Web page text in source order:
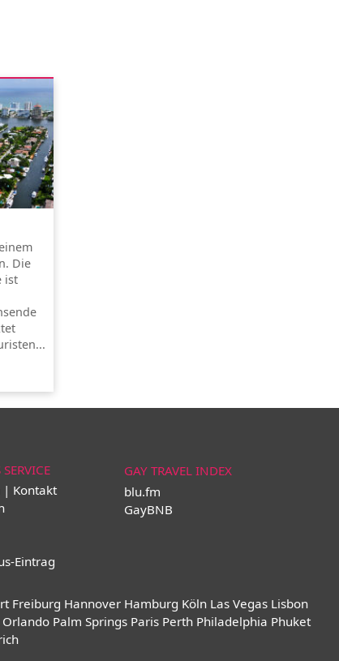
Die
ist
SERVICE
| Kontakt
Eintrag
GAY TRAVEL INDEX
blu.fm
GayBNB
Freiburg Hannover Hamburg Köln Las Vegas Lisbon
Orlando Palm Springs Paris Perth Philadelphia Phuket